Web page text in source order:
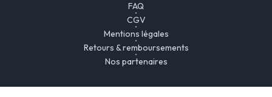
FAQ
CGV
Mentions légales
Retours & remboursements
Nos partenaires